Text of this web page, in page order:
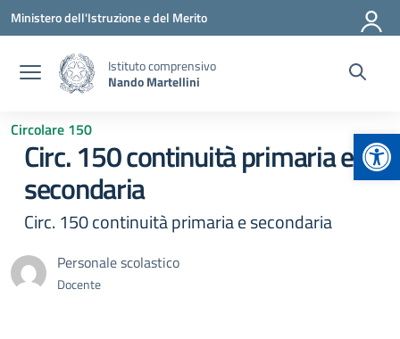
Vai ai contenuti
Vai al menu di navigazione
Vai al footer
Ministero dell'Istruzione e del Merito
Istituto comprensivo
Nando Martellini
Circolare 150
Circ. 150 continuità primaria e
secondaria
Circ. 150 continuità primaria e secondaria
Personale scolastico
Docente